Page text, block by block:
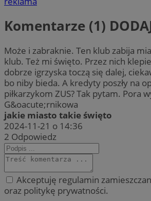
Komentarze (1)
Może i zabraknie. Ten klub zabija
klub. Też mi święto. Przez nich
dobrze igrzyska toczą się dalej,
bo niby bieda. A kredyty poszły na
piłkarzykom ZUS? Tak pytam. Pora
G&oacute;rnikowa
jakie miasto takie święto
2024-11-21 o 14:36
2 Odpowiedz
Akceptuję regulamin
oraz politykę prywatności.